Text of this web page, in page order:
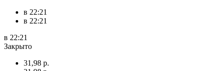
в 22:21
в 22:21
в 22:21
Закрыто
31,98 р.